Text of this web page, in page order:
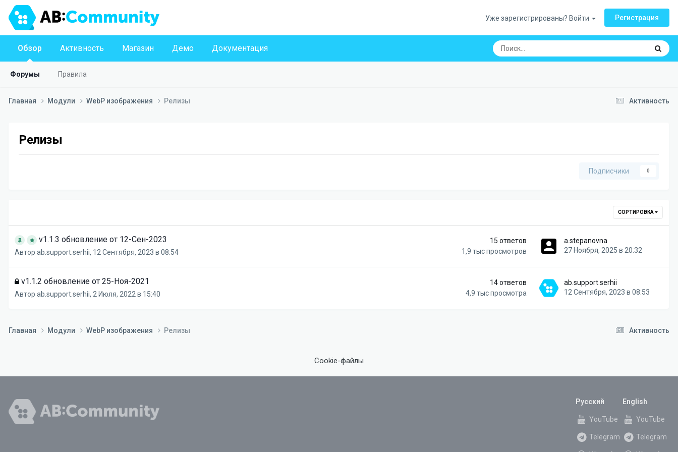
Уже зарегистрированы? Войти Регистрация
Обзор
Форумы Правила
Активность Магазин Демо Документация
Активность
Главная Модули WebP изображения Релизы
Релизы
Подписчики 0
СОРТИРОВКА
v1.1.3 обновление от 12-Сен-2023
Автор ab.support.serhii, 12 Сентября, 2023 в 08:54
15 ответов
1,9 тыспросмотров
a.stepanovna
27 Ноября, 2025 в 20:32
v1.1.2 обновление от 25-Ноя-2021
Автор ab.support.serhii, 2 Июля, 2022 в 15:40
14ответов
4,9 тыспросмотра
ab.support.serhii
12 Сентября, 2023 в 08:53
Активность
Главная Модули WebP изображения Релизы
Cookie-файлы
Русский
YouTube
Telegram
English
YouTube
Telegram